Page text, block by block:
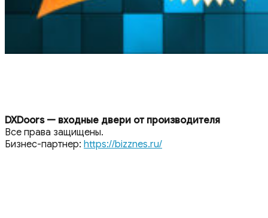
DXDoors — входные двери от производителя
Все права защищены.
Бизнес-партнер: https://bizznes.ru/